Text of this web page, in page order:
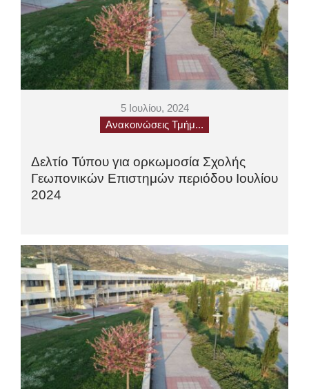
5 Ιουλίου, 2024
Ανακοινώσεις Τμήμ...
Δελτίο Τύπου για ορκωμοσία Σχολής
Γεωπονικών Επιστημών περιόδου Ιουλίου
2024